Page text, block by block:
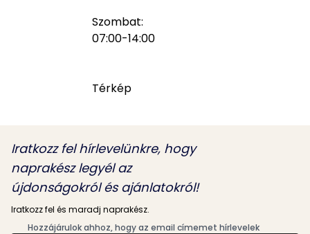
Szombat:
07:00-14:00
Térkép
Iratkozz fel hírlevelünkre, hogy
naprakész legyél az
újdonságokról és ajánlatokról!
Iratkozz fel és maradj naprakész.
Hozzájárulok ahhoz, hogy az email címemet hírlevelek